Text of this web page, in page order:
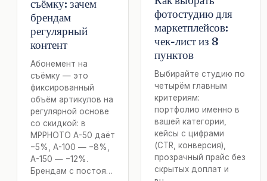
съёмку: зачем
брендам
регулярный
контент
Абонемент на
съёмку — это
фиксированный
объём артикулов на
регулярной основе
со скидкой: в
MPPHOTO А-50 даёт
−5%, А-100 — −8%,
А-150 — −12%.
Брендам с постоя…
фотостудию для
маркетплейсов:
чек-лист из 8
пунктов
Выбирайте студию по
четырём главным
критериям:
портфолио именно в
вашей категории,
кейсы с цифрами
(CTR, конверсия),
прозрачный прайс без
скрытых доплат и